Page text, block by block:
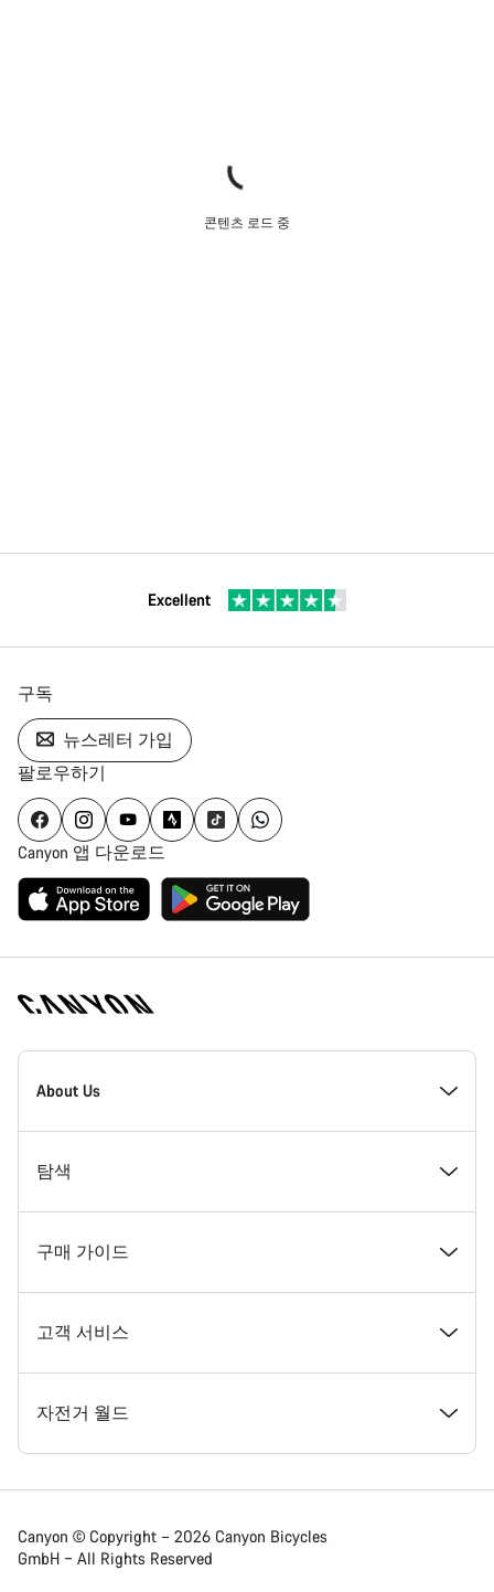
콘텐츠 로드 중
Excellent
구독
뉴스레터 가입
팔로우하기
Canyon 앱 다운로드
[footer.linksList.title]
About Us
수상경력
인재 채용
캐니언 뉴스룸
이용 약관
법적 고지
데이터 보호 정책
탐색
뉴스 및 스토리
팁 & 조언
캐니언 홈 코블렌츠
회원 혜택
Canyon App
구매 가이드
꿈꾸던 캐니언 자전거 찾기
재고 있는 자전거
나의 캐니언 사이즈 찾기
자전거 비교
고객 서비스
지원 센터
서비스 위치
자전거 월드
로드
Canyon © Copyright – 2026 Canyon Bicycles
GmbH – All Rights Reserved